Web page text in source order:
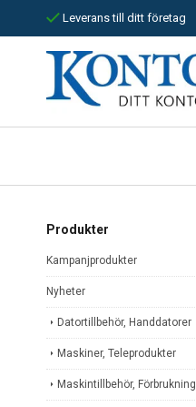
Leverans till ditt företag
Produkter
Kampanjprodukter
Nyheter
Datortillbehör, Handdatorer
Maskiner, Teleprodukter
Maskintillbehör, Förbrukning